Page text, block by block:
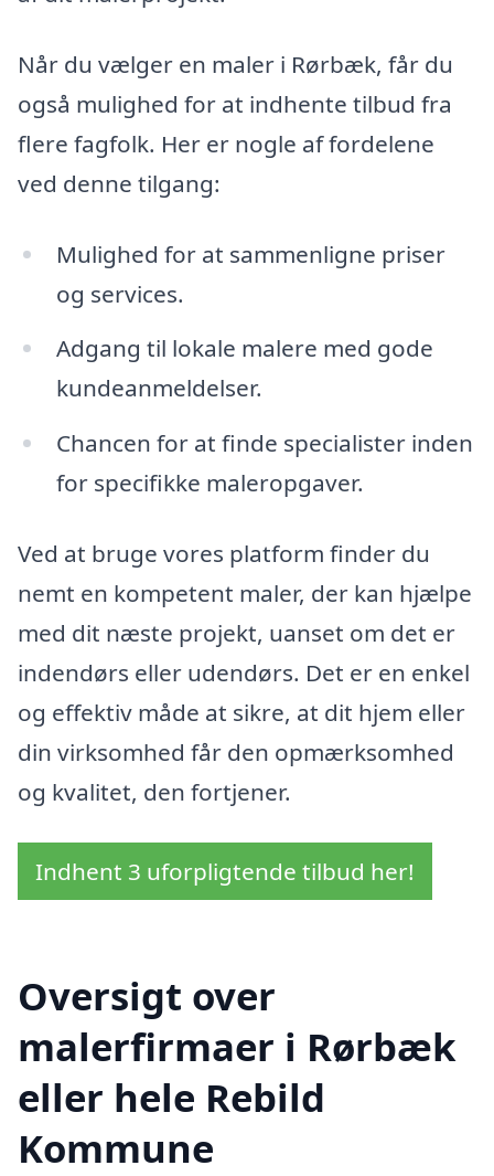
Når du vælger en maler i Rørbæk, får du
også mulighed for at indhente tilbud fra
flere fagfolk. Her er nogle af fordelene
ved denne tilgang:
Mulighed for at sammenligne priser
og services.
Adgang til lokale malere med gode
kundeanmeldelser.
Chancen for at finde specialister inden
for specifikke maleropgaver.
Ved at bruge vores platform finder du
nemt en kompetent maler, der kan hjælpe
med dit næste projekt, uanset om det er
indendørs eller udendørs. Det er en enkel
og effektiv måde at sikre, at dit hjem eller
din virksomhed får den opmærksomhed
og kvalitet, den fortjener.
Indhent 3 uforpligtende tilbud her!
Oversigt over
malerfirmaer i Rørbæk
eller hele Rebild
Kommune